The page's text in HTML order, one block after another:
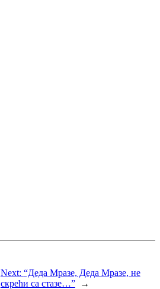
Next: “Деда Мразе, Деда Мразе, не
скрећи са стазе…”
→